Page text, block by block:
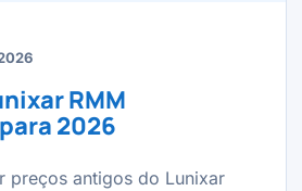
RMM
2026
preços antigos do Lunixar